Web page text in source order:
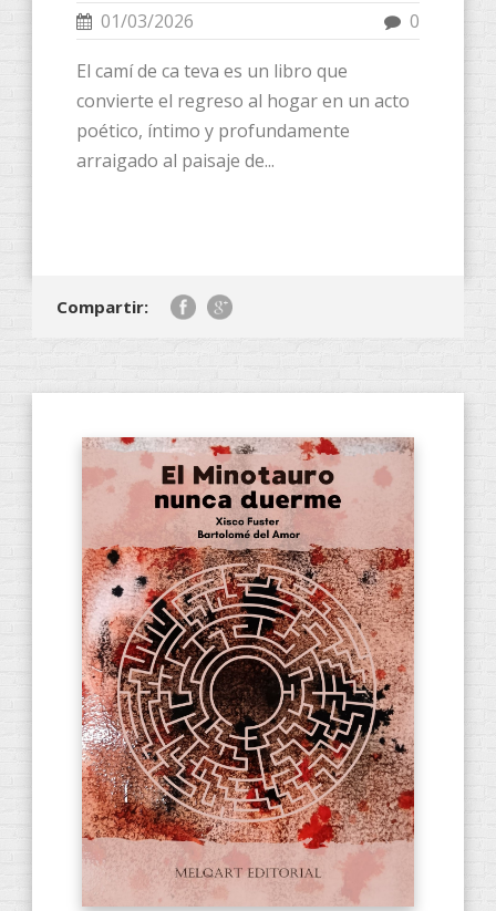
01/03/2026 0
El camí de ca teva es un libro que
convierte el regreso al hogar en un acto
poético, íntimo y profundamente
arraigado al paisaje de...
Compartir: